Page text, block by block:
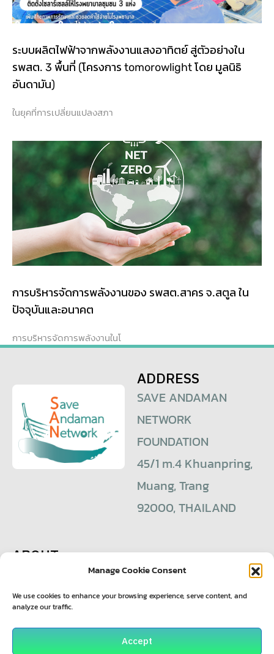
Manage Cookie Consent
We use cookies to enhance your browsing experience, serve content, and
analyze our traffic.
Accept
ระบบผลิตไฟฟ้าจากพลังงานแสงอาทิตย์ สู่ตัวอย่างใน
รพสต. 3 พื้นที่ (โครงการ tomorowlight โดย มูลนิธิ
อันดามัน)
ในยุคที่การเปลี่ยนแปลงสภา
การบริหารจัดการพลังงานของ รพสต.สาคร จ.สตูล ใน
ปัจจุบันและอนาคต
การบริหารจัดการพลังงานในโ
ADDRESS
SAVE ANDAMAN
NETWORK
FOUNDATION
45/1 m.4 Khuanpring,
Muang, Trang
92000, THAILAND
ABOUT
+6680 528 9553
saveandaman@yahoo.com
© 2021 – Save Andaman Network Foundation